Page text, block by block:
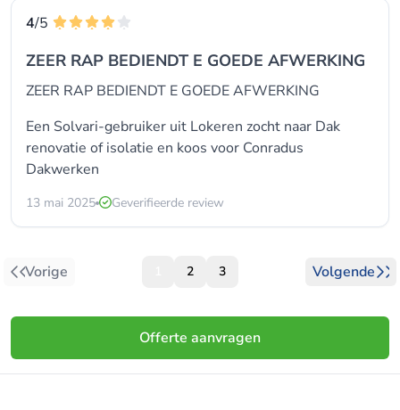
4/5
ZEER RAP BEDIENDT E GOEDE AFWERKING
ZEER RAP BEDIENDT E GOEDE AFWERKING
Een Solvari-gebruiker uit Lokeren zocht naar Dak
renovatie of isolatie en koos voor Conradus
Dakwerken
13 mai 2025 Geverifieerde review
Vorige 2 3 Volgende
Offerte aanvragen